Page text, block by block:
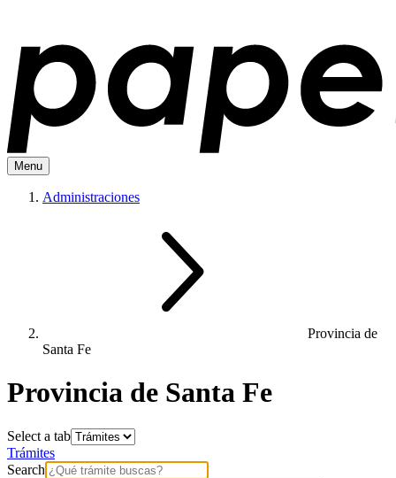
Menu
Administraciones
Provincia de
Santa Fe
Provincia de Santa Fe
Select a tab
Trámites
Search